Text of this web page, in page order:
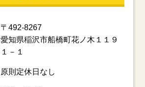
〒492-8267
愛知県稲沢市船橋町花ノ木１１９
１－１
原則定休日なし